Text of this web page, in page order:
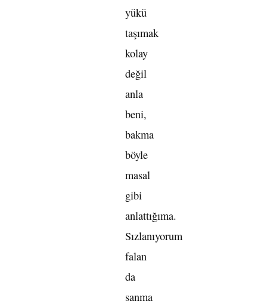
yükü
taşımak
kolay
değil
anla
beni,
bakma
böyle
masal
gibi
anlattığıma.
Sızlanıyorum
falan
da
sanma